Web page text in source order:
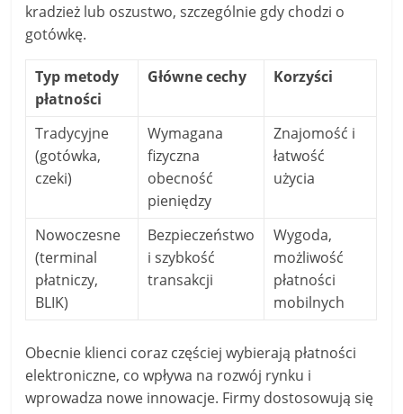
kradzież lub oszustwo, szczególnie gdy chodzi o
gotówkę.
Typ metody
płatności
Główne cechy Korzyści
Tradycyjne
(gotówka,
czeki)
Wymagana
fizyczna
obecność
pieniędzy
Znajomość i
łatwość
użycia
Nowoczesne
(terminal
płatniczy,
BLIK)
Bezpieczeństwo
i szybkość
transakcji
Wygoda,
możliwość
płatności
mobilnych
Obecnie klienci coraz częściej wybierają płatności
elektroniczne, co wpływa na rozwój rynku i
wprowadza nowe innowacje. Firmy dostosowują się